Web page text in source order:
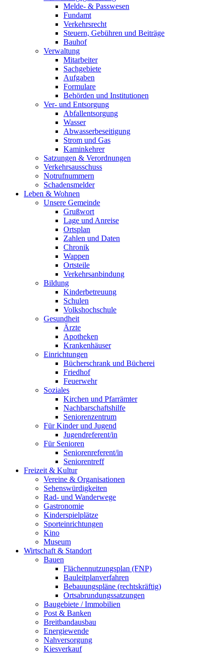
Melde- & Passwesen
Fundamt
Verkehrsrecht
Steuern, Gebühren und Beiträge
Bauhof
Verwaltung
Mitarbeiter
Sachgebiete
Aufgaben
Formulare
Behörden und Institutionen
Ver- und Entsorgung
Abfallentsorgung
Wasser
Abwasserbeseitigung
Strom und Gas
Kaminkehrer
Satzungen & Verordnungen
Verkehrsausschuss
Notrufnummern
Schadensmelder
Leben & Wohnen
Unsere Gemeinde
Grußwort
Lage und Anreise
Ortsplan
Zahlen und Daten
Chronik
Wappen
Ortsteile
Verkehrsanbindung
Bildung
Kinderbetreuung
Schulen
Volkshochschule
Gesundheit
Ärzte
Apotheken
Krankenhäuser
Einrichtungen
Bücherschrank und Bücherei
Friedhof
Feuerwehr
Soziales
Kirchen und Pfarrämter
Nachbarschaftshilfe
Seniorenzentrum
Für Kinder und Jugend
Jugendreferent/in
Für Senioren
Seniorenreferent/in
Seniorentreff
Freizeit & Kultur
Vereine & Organisationen
Sehenswürdigkeiten
Rad- und Wanderwege
Gastronomie
Kinderspielplätze
Sporteinrichtungen
Kino
Museum
Wirtschaft & Standort
Bauen
Flächennutzungsplan (FNP)
Bauleitplanverfahren
Bebauungspläne (rechtskräftig)
Ortsabrundungssatzungen
Baugebiete / Immobilien
Post & Banken
Breitbandausbau
Energiewende
Nahversorgung
Kiesverkauf